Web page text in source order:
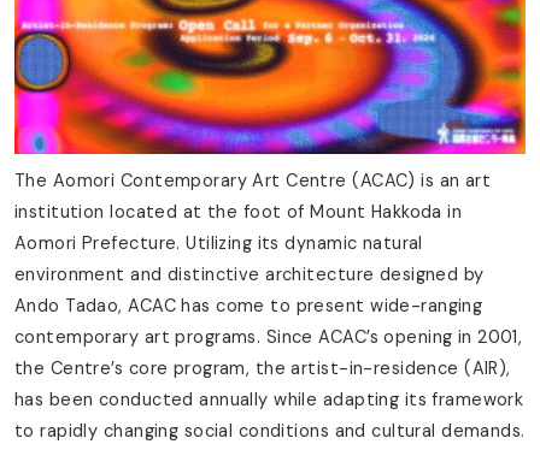
The Aomori Contemporary Art Centre (ACAC) is an art
institution located at the foot of Mount Hakkoda in
Aomori Prefecture. Utilizing its dynamic natural
environment and distinctive architecture designed by
Ando Tadao, ACAC has come to present wide-ranging
contemporary art programs. Since ACAC’s opening in 2001,
the Centre’s core program, the artist-in-residence (AIR),
has been conducted annually while adapting its framework
to rapidly changing social conditions and cultural demands.